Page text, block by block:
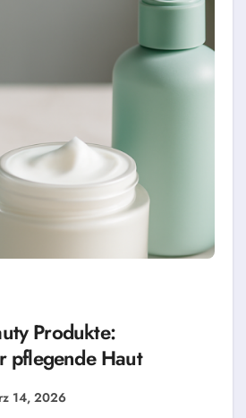
Produkte:
pflegende Haut
14, 2026